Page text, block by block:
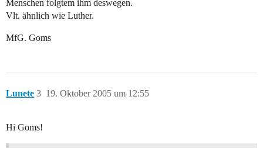
Menschen folgtem ihm deswegen.
Vlt. ähnlich wie Luther.
MfG. Goms
Lunete 19. Oktober 2005 um 12:55
3
Hi Goms!